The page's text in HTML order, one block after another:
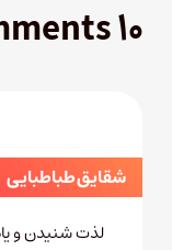
۱۰ Comments
شقایق طباطبایی
لذت شنیدن و